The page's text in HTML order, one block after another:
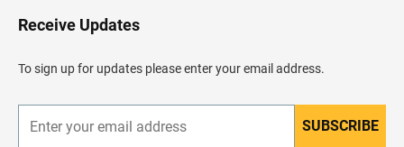
H
e
d
e
Receive Updates
To sign up for updates please enter your email address.
SUBSCRIBE